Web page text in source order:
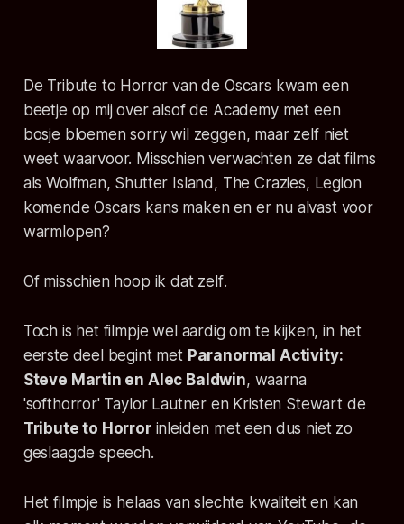
De Tribute to Horror van de Oscars kwam een
beetje op mij over alsof de Academy met een
bosje bloemen sorry wil zeggen, maar zelf niet
weet waarvoor. Misschien verwachten ze dat films
als Wolfman, Shutter Island, The Crazies, Legion
komende Oscars kans maken en er nu alvast voor
warmlopen?
Of misschien hoop ik dat zelf.
Toch is het filmpje wel aardig om te kijken, in het
eerste deel begint met Paranormal Activity:
Steve Martin en Alec Baldwin, waarna
'softhorror' Taylor Lautner en Kristen Stewart de
Tribute to Horrorinleiden met een dus niet zo
geslaagde speech.
Het filmpje is helaas van slechte kwaliteit en kan